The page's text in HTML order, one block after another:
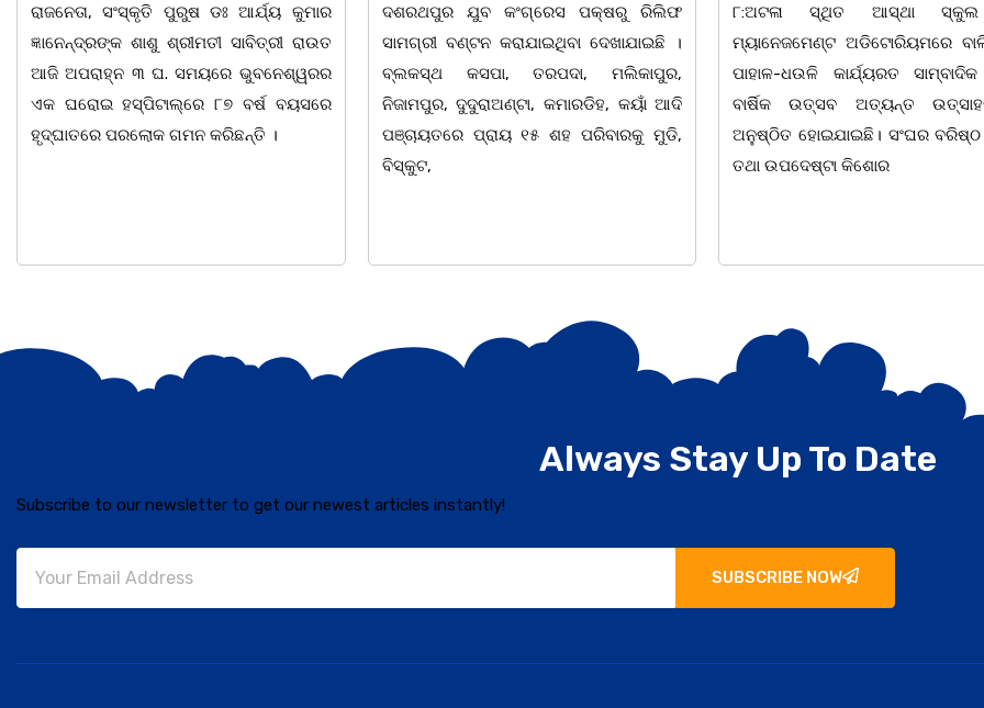
ପୁରୁଷ ଡଃ ଆର୍ଯ୍ୟ କୁମାର
ଶ୍ରୀମତୀ ସାବିତ୍ରୀ ରାଉତ
ସମୟରେ ଭୁବନେଶ୍ୱରର
୮୭ ବର୍ଷ ବୟସରେ
ଗମନ କରିଛନ୍ତି ।
ଦଶରଥପୁର ଯୁବ କଂଗ୍ରେସ ପକ୍ଷରୁ ରିଲିଫ
ସାମଗ୍ରୀ ବଣ୍ଟନ କରାଯାଇଥିବା ଦେଖାଯାଇଛି ।
ବ୍ଲକସ୍ଥ କସପା, ତରପଦା, ମଲିକାପୁର,
ନିଜାମପୁର, ଦୁଦୁରାଅଣ୍ଟା, କମାରଡିହ, କୟାଁ ଆଦି
ପଞ୍ଚାୟତରେ ପ୍ରାୟ ୧୫ ଶହ ପରିବାରକୁ ମୁଡି,
୮:ଅଟଳା ସ୍ଥିତ ଆସ୍ଥା ସ୍କୁଲ ଅଫ
ମ୍ୟାନେଜମେଣ୍ଟ ଅଡିଟୋରିୟମରେ ବାଲିଅନ୍ତା-
ପାହାଳ-ଧଉଳି କାର୍ଯ୍ୟରତ ସାମ୍ବାଦିକ ସଂଘର
ବାର୍ଷିକ ଉତ୍ସବ ଅତ୍ୟନ୍ତ ଉତ୍ସାହର ସହ
ଅନୁଷ୍ଠିତ ହୋଇଯାଇଛି। ସଂଘର ବରିଷ୍ଠ ସଦସ୍ୟ
ତଥା ଉପଦେଷ୍ଟା କିଶୋର
ମା'
Always Stay Up To Date
Subscribe to our newsletter to get our newest articles instantly!
SUBSCRIBE NOW